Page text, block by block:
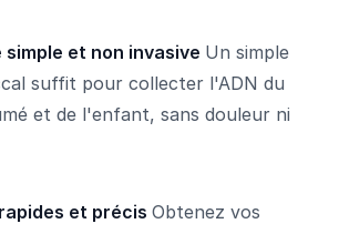
simple et non invasive Un simple
suffit pour collecter l'ADN du
et de l'enfant, sans douleur ni
et précis Obtenez vos